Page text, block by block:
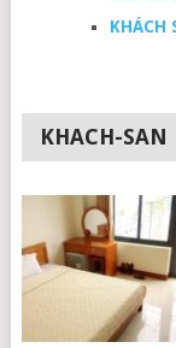
KHÁCH
KHACH-SAN